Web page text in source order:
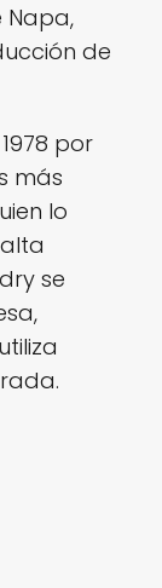
Napa,
de
por
más
lo
se